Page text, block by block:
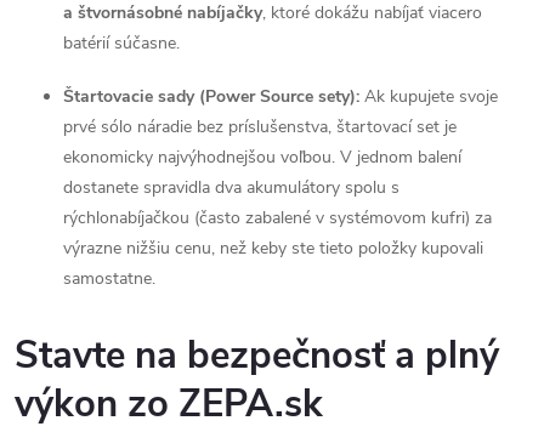
a štvornásobné nabíjačky, ktoré dokážu nabíjať viacero
batérií súčasne.
Štartovacie sady (Power Source sety): Ak kupujete svoje
prvé sólo náradie bez príslušenstva, štartovací set je
ekonomicky najvýhodnejšou voľbou. V jednom balení
dostanete spravidla dva akumulátory spolu s
rýchlonabíjačkou (často zabalené v systémovom kufri) za
výrazne nižšiu cenu, než keby ste tieto položky kupovali
samostatne.
Stavte na bezpečnosť a plný
výkon zo ZEPA.sk